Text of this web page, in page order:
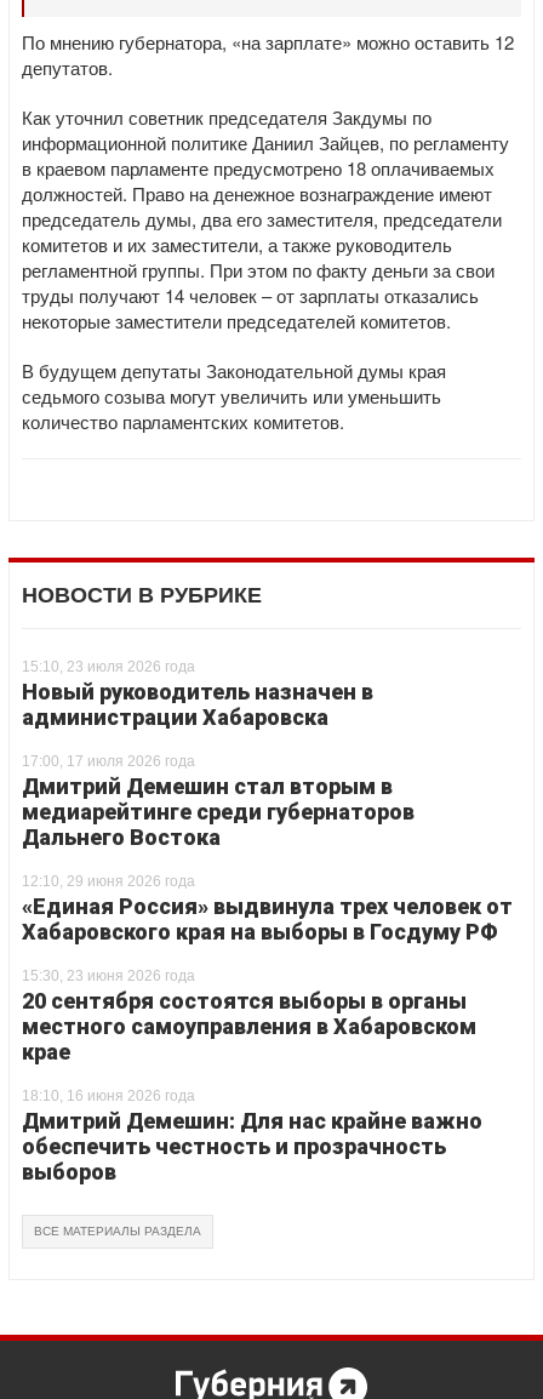
По мнению губернатора, «на зарплате» можно оставить 12
депутатов.
Как уточнил советник председателя Закдумы по
информационной политике Даниил Зайцев, по регламенту
в краевом парламенте предусмотрено 18 оплачиваемых
должностей. Право на денежное вознаграждение имеют
председатель думы, два его заместителя, председатели
комитетов и их заместители, а также руководитель
регламентной группы. При этом по факту деньги за свои
труды получают 14 человек – от зарплаты отказались
некоторые заместители председателей комитетов.
В будущем депутаты Законодательной думы края
седьмого созыва могут увеличить или уменьшить
количество парламентских комитетов.
НОВОСТИ В РУБРИКЕ
15:10, 23 июля 2026 года
Новый руководитель назначен в
администрации Хабаровска
17:00, 17 июля 2026 года
Дмитрий Демешин стал вторым в
медиарейтинге среди губернаторов
Дальнего Востока
12:10, 29 июня 2026 года
«Единая Россия» выдвинула трех человек от
Хабаровского края на выборы в Госдуму РФ
15:30, 23 июня 2026 года
20 сентября состоятся выборы в органы
местного самоуправления в Хабаровском
крае
18:10, 16 июня 2026 года
Дмитрий Демешин: Для нас крайне важно
обеспечить честность и прозрачность
выборов
ВСЕ МАТЕРИАЛЫ РАЗДЕЛА